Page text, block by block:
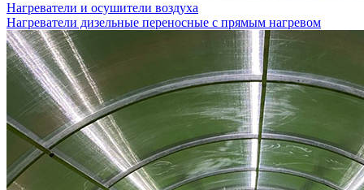
Нагреватели и осушители воздуха
Нагреватели дизельные переносные с прямым нагревом